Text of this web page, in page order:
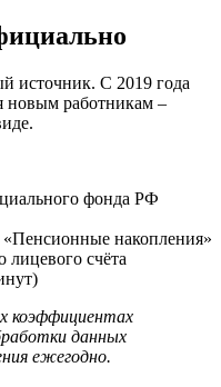
источник. С 2019 года
работникам –
фонда РФ
«Пенсионные накопления»
счёта
коэффициентах
данных
ежегодно.